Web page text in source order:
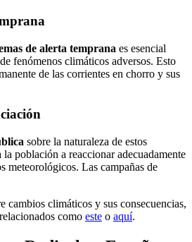
de alerta temprana es esencial
fenómenos climáticos adversos. Esto
de las corrientes en chorro y sus
sobre la naturaleza de estos
población a reaccionar adecuadamente
meteorológicos. Las campañas de
cambios climáticos y sus consecuencias,
como este o aquí.